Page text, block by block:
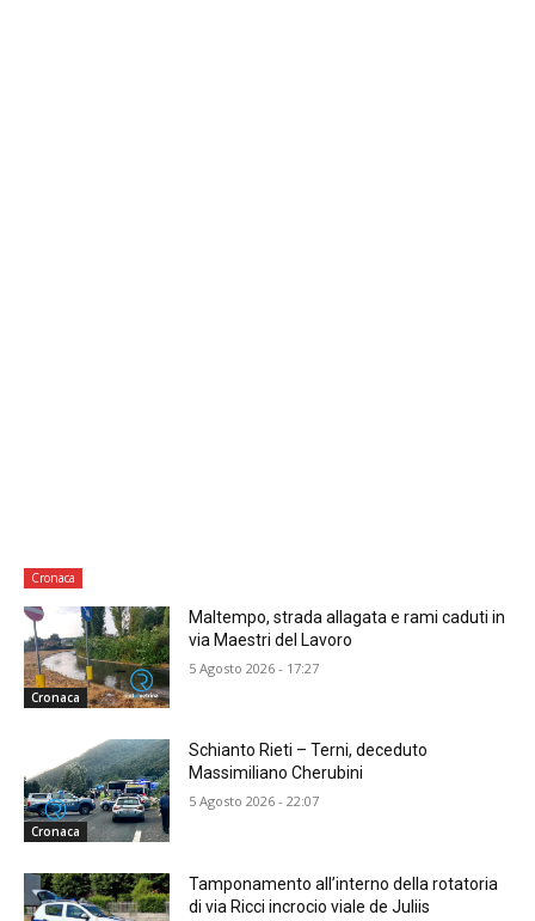
Cronaca
Cronaca
Maltempo, strada allagata e rami caduti in
via Maestri del Lavoro
5 Agosto 2026 - 17:27
Cronaca
Schianto Rieti – Terni, deceduto
Massimiliano Cherubini
5 Agosto 2026 - 22:07
Tamponamento all’interno della rotatoria
di via Ricci incrocio viale de Juliis